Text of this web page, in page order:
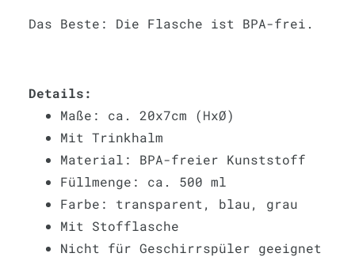
Das Beste: Die Flasche ist BPA-frei.
Details:
Maße: ca. 20x7cm (HxØ)
Mit Trinkhalm
Material: BPA-freier Kunststoff
Füllmenge: ca. 500 ml
Farbe: transparent, blau, grau
Mit Stofflasche
Nicht für Geschirrspüler geeignet